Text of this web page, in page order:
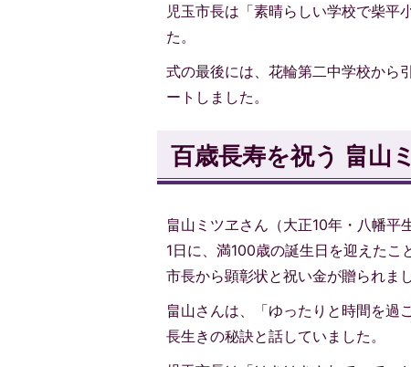
児玉市長は「素晴らしい学校で柴平
た。
式の最後には、花輪第二中学校から
ートしました。
百歳長寿を祝う 畠山
畠山ミツヱさん（大正10年・八幡平
1日に、満100歳の誕生日を迎えたこ
市長から顕彰状と祝い金が贈られまし
畠山さんは、「ゆったりと時間を過
長生きの秘訣と話していました。